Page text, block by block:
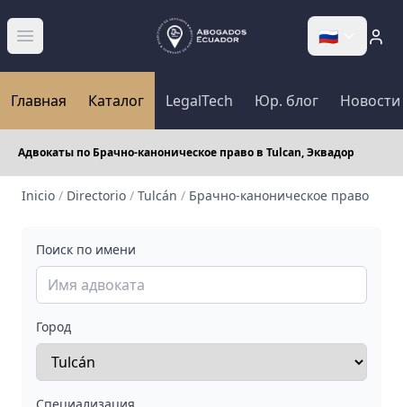
Abrir menú 🇷🇺
Главная Каталог LegalTech Юр. блог Новости
Адвокаты по Брачно-каноническое право в Tulcan, Эквадор
Inicio / Directorio / Tulcán / Брачно-каноническое право
Поиск по имени
Город